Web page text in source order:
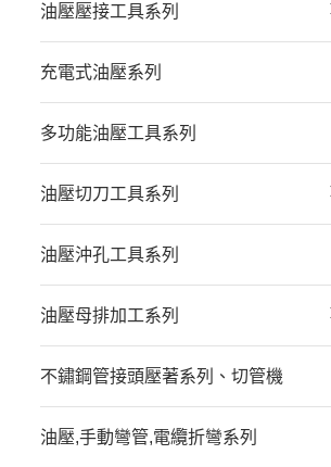
油壓壓接工具系列
充電式油壓系列
多功能油壓工具系列
油壓切刀工具系列
油壓沖孔工具系列
油壓母排加工系列
不鏽鋼管接頭壓著系列、切管機
油壓,手動彎管,電纜折彎系列